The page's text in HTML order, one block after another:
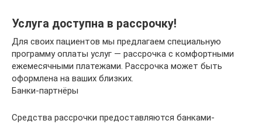
Услуга доступна в рассрочку!
Для своих пациентов мы предлагаем специальную
программу оплаты услуг — рассрочка с комфортными
ежемесячными платежами. Рассрочка может быть
оформлена на ваших близких.
Банки-партнёры
Средства рассрочки предоставляются банками-